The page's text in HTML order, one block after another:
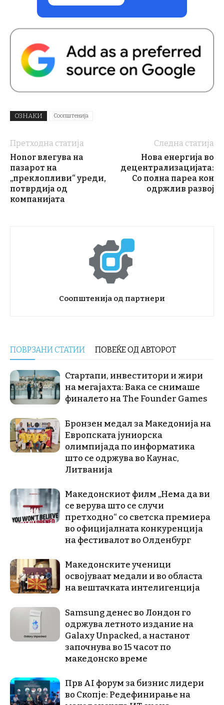
ОЗНАКИ Соопштенија
Претходна статија
Honor влегува на
пазарот на
„преклопливи“ уреди,
потврдија од
компанијата
Следна статија
Нова енергија во
децентрализацијата:
Со полна пареа кон
одржлив развој
Соопштенија од партнери
ПОВРЗАНИ СТАТИИ ПОВЕЌЕ ОД АВТОРОТ
Стартапи, инвеститори и жири
на мегајахта: Вака се снимаше
финалето на The Founder Games
Бронзен медал за Македонија на
Европската јуниорска
олимпијада по информатика
што се одржува во Каунас,
Литванија
Македонскиот филм „Нема да ви
се верува што се случи
претходно“ со светска премиера
во официјалната конкуренција
на фестивалот во Олденбург
Македонските ученици
освојуваат медали и во областа
на вештачката интелигенција
Samsung денес во Лондон го
одржува летното издание на
Galaxy Unpacked, a настанот
започнува во 15 часот по
македонско време
Прв AI форум за бизнис лидери
во Скопје: Редефинирање на